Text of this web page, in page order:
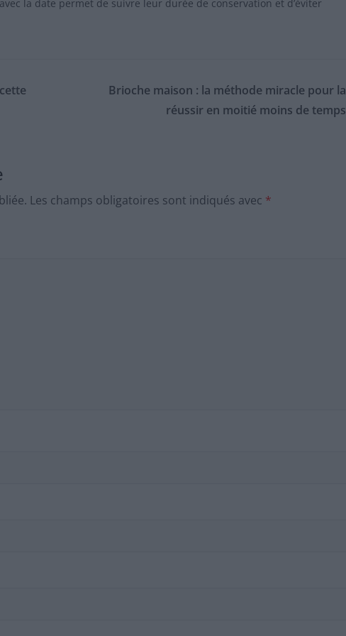
la date permet de suivre leur durée de conservation et d’éviter
Brioche maison : la méthode miracle pour la
réussir en moitié moins de temps
Les champs obligatoires sont indiqués avec *